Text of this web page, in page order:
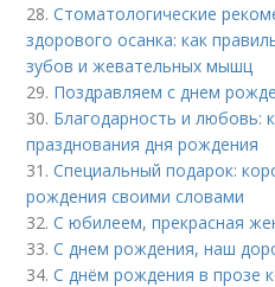
28.Стоматологические
здорового осанка: как
зубов и жевательных мышц
29. Поздравляем с днем
30. Благодарность и любовь:
празднования дня рождения
31.Специальный подарок:
рождения своими словами
32.С юбилеем, прекрасная
33.С днем рождения, наш
34.С днём рождения в прозе